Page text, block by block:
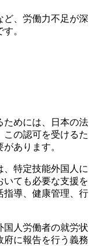
ど、労働力不足が深
。
ためには、日本の法
の認可を受けるた
あります。
、特定技能外国人に
いても必要な支援を
指導、健康管理、行
国人労働者の就労状
府に報告を行う義務